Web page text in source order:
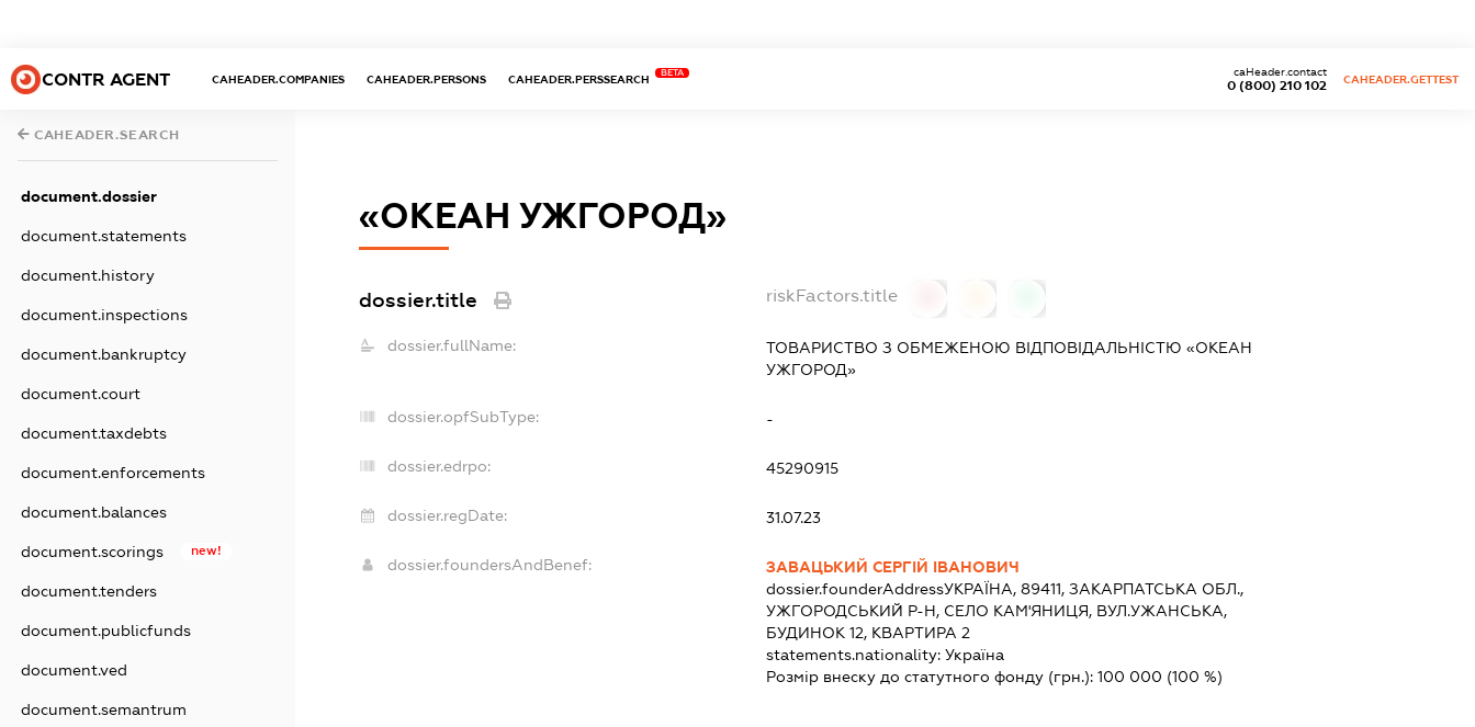
CONTR AGENT CAHEADER.COMPANIES CAHEADER.PERSONS CAHEADER.PERSSEARCH
BETA
0 (800) 210 102
caHeader.contact
CAHEADER.GETTEST
CAHEADER.SEARCH
document.dossier
document.statements
document.history
document.inspections
document.bankruptcy
document.court
document.taxdebts
document.enforcements
document.balances
document.scorings new!
document.tenders
document.publicfunds
document.ved
document.semantrum
«ОКЕАН УЖГОРОД»
dossier.title riskFactors.title
dossier.fullName:
ТОВАРИСТВО З ОБМЕЖЕНОЮ ВІДПОВІДАЛЬНІСТЮ «ОКЕАН
УЖГОРОД»
dossier.opfSubType: -
dossier.edrpo: 45290915
dossier.regDate: 31.07.23
dossier.foundersAndBenef:
ЗАВАЦЬКИЙ СЕРГІЙ ІВАНОВИЧ
dossier.founderAddressУКРАЇНА, 89411, ЗАКАРПАТСЬКА ОБЛ.,
УЖГОРОДСЬКИЙ Р-Н, СЕЛО КАМ'ЯНИЦЯ, ВУЛ.УЖАНСЬКА,
БУДИНОК 12, КВАРТИРА 2
statements.nationality: Україна
Розмір внеску до статутного фонду (грн.): 100 000 (100 %)